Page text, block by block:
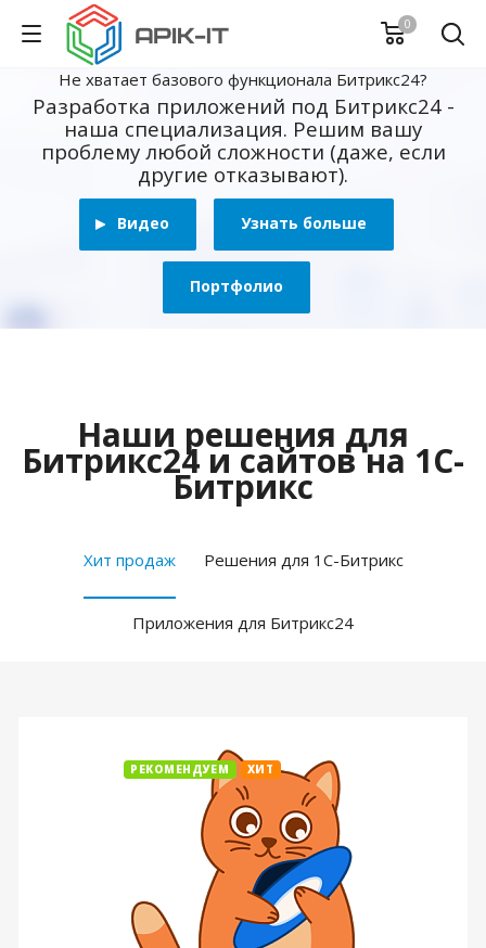
0
Не хватает базового функционала Битрикс24?
Разработка приложений под Битрикс24 -
наша специализация. Решим вашу
проблему любой сложности (даже, если
другие отказывают).
Видео Узнать больше
Портфолио
Наши решения для
Битрикс24 и сайтов на 1С-
Битрикс
Хит продаж Решения для 1С-Битрикс
Приложения для Битрикс24
РЕКОМЕНДУЕМ ХИТ